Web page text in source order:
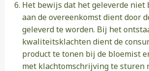
Het bewijs dat het geleverde niet
aan de overeenkomst dient door
geleverd te worden. Bij het
kwaliteitsklachten dient de
product te tonen bij de bloemist
met klachtomschrijving te sturen